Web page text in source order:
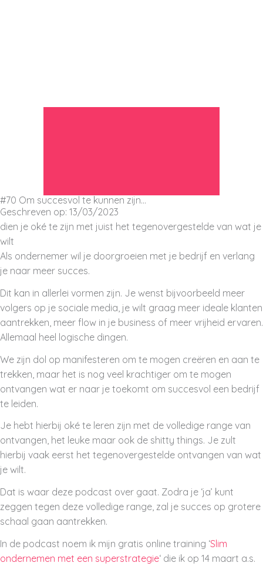
#70 Om succesvol te kunnen zijn…
Geschreven op: 13/03/2023
dien je oké te zijn met juist het tegenovergestelde van wat je
wilt
Als ondernemer wil je doorgroeien met je bedrijf en verlang
je naar meer succes.
Dit kan in allerlei vormen zijn. Je wenst bijvoorbeeld meer
volgers op je sociale media, je wilt graag meer ideale klanten
aantrekken, meer flow in je business of meer vrijheid ervaren.
Allemaal heel logische dingen.
We zijn dol op manifesteren om te mogen creëren en aan te
trekken, maar het is nog veel krachtiger om te mogen
ontvangen wat er naar je toekomt om succesvol een bedrijf
te leiden.
Je hebt hierbij oké te leren zijn met de volledige range van
ontvangen, het leuke maar ook de shitty things. Je zult
hierbij vaak eerst het tegenovergestelde ontvangen van wat
je wilt.
Dat is waar deze podcast over gaat. Zodra je ‘ja’ kunt
zeggen tegen deze volledige range, zal je succes op grotere
schaal gaan aantrekken.
In de podcast noem ik mijn gratis online training ‘Slim
ondernemen met een superstrategie‘ die ik op 14 maart a.s.